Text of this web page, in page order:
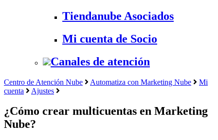
Tiendanube Asociados
Mi cuenta de Socio
Canales de atención
Centro de Atención Nube Automatiza con Marketing Nube
Mi
cuenta
Ajustes
¿Cómo crear multicuentas en Marketing
Nube?